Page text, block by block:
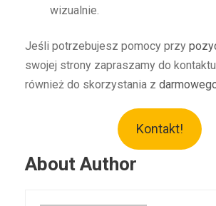
wizualnie.
Jeśli potrzebujesz pomocy przy
swojej strony zapraszamy do
również do skorzystania z
Kontakt!
About Author